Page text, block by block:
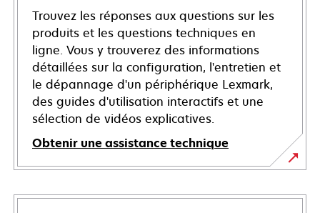
Trouvez les réponses aux questions sur les
produits et les questions techniques en
ligne. Vous y trouverez des informations
détaillées sur la configuration, l'entretien et
le dépannage d'un périphérique Lexmark,
des guides d'utilisation interactifs et une
sélection de vidéos explicatives.
Obtenir une assistance technique
s’ouvre
dans